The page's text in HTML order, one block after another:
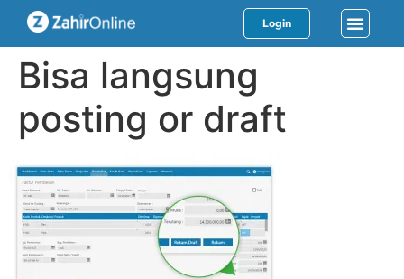
Login
Bisa langsung
posting or draft